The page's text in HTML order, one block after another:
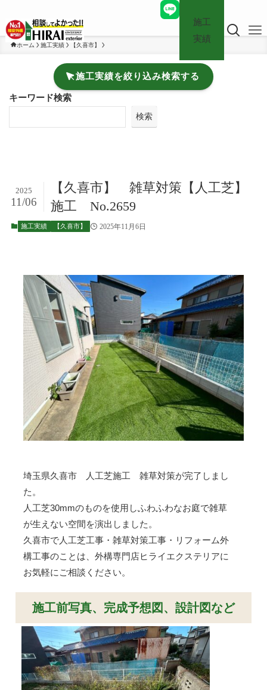
施工
実績
ホーム 施工実績 【久喜市】
施工実績を絞り込み検索する
キーワード検索
検索
【久喜市】 雑草対策【人工芝】
施工 No.2659
2025
11/06
施工実績 【久喜市】 2025年11月6日
埼玉県久喜市 人工芝施工 雑草対策が完了しまし
た。
人工芝30mmのものを使用しふわふわなお庭で雑草
が生えない空間を演出しました。
久喜市で人工芝工事・雑草対策工事・リフォーム外
構工事のことは、外構専門店ヒライエクステリアに
お気軽にご相談ください。
施工前写真、完成予想図、設計図など